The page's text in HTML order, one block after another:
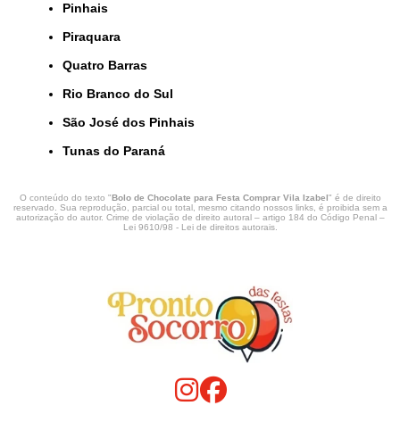
Pinhais
Piraquara
Quatro Barras
Rio Branco do Sul
São José dos Pinhais
Tunas do Paraná
O conteúdo do texto "Bolo de Chocolate para Festa Comprar Vila Izabel" é de direito
reservado. Sua reprodução, parcial ou total, mesmo citando nossos links, é proibida sem a
autorização do autor. Crime de violação de direito autoral – artigo 184 do Código Penal –
Lei 9610/98 - Lei de direitos autorais.